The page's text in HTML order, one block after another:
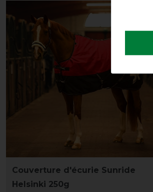
Couverture d'écurie Sunride
Helsinki 250g